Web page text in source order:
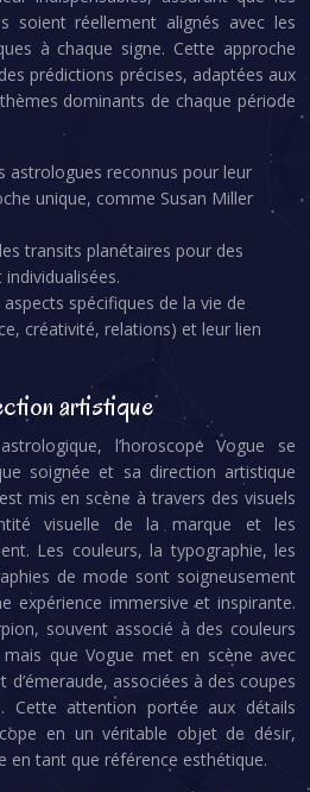
soient réellement alignés avec les
à chaque signe. Cette approche
prédictions précises, adaptées aux
dominants de chaque période
astrologues reconnus pour leur
unique, comme Susan Miller
transits planétaires pour des
spécifiques de la vie de
créativité, relations) et leur lien
artistique
l’horoscope Vogue se
soignée et sa direction artistique
mis en scène à travers des visuels
visuelle de la marque et les
Les couleurs, la typographie, les
de mode sont soigneusement
expérience immersive et inspirante.
souvent associé à des couleurs
que Vogue met en scène avec
associées à des coupes
Cette attention portée aux détails
en un véritable objet de désir,
en tant que référence esthétique.